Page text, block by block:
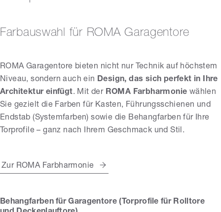
Farbauswahl für ROMA Garagentore
ROMA Garagentore bieten nicht nur Technik auf höchstem
Niveau, sondern auch ein Design, das sich perfekt in Ihre
Architektur einfügt. Mit der ROMA Farbharmonie wählen
Sie gezielt die Farben für Kasten, Führungsschienen und
Endstab (Systemfarben) sowie die Behangfarben für Ihre
Torprofile – ganz nach Ihrem Geschmack und Stil.
Zur ROMA Farbharmonie
Behangfarben für Garagentore (Torprofile für Rolltore